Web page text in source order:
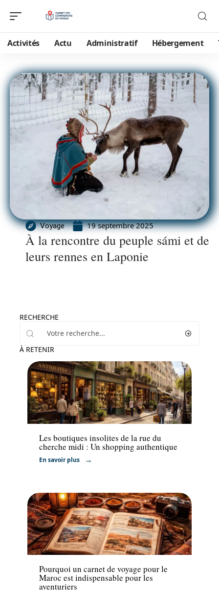
Activités Actu Administratif Hébergement
Voyage 19 septembre 2025
À la rencontre du peuple sámi et de
leurs rennes en Laponie
RECHERCHE
À RETENIR
Hébergement
Les boutiques insolites de la rue du
cherche midi : Un shopping authentique
En savoir plus
Actu
Pourquoi un carnet de voyage pour le
Maroc est indispensable pour les
aventuriers